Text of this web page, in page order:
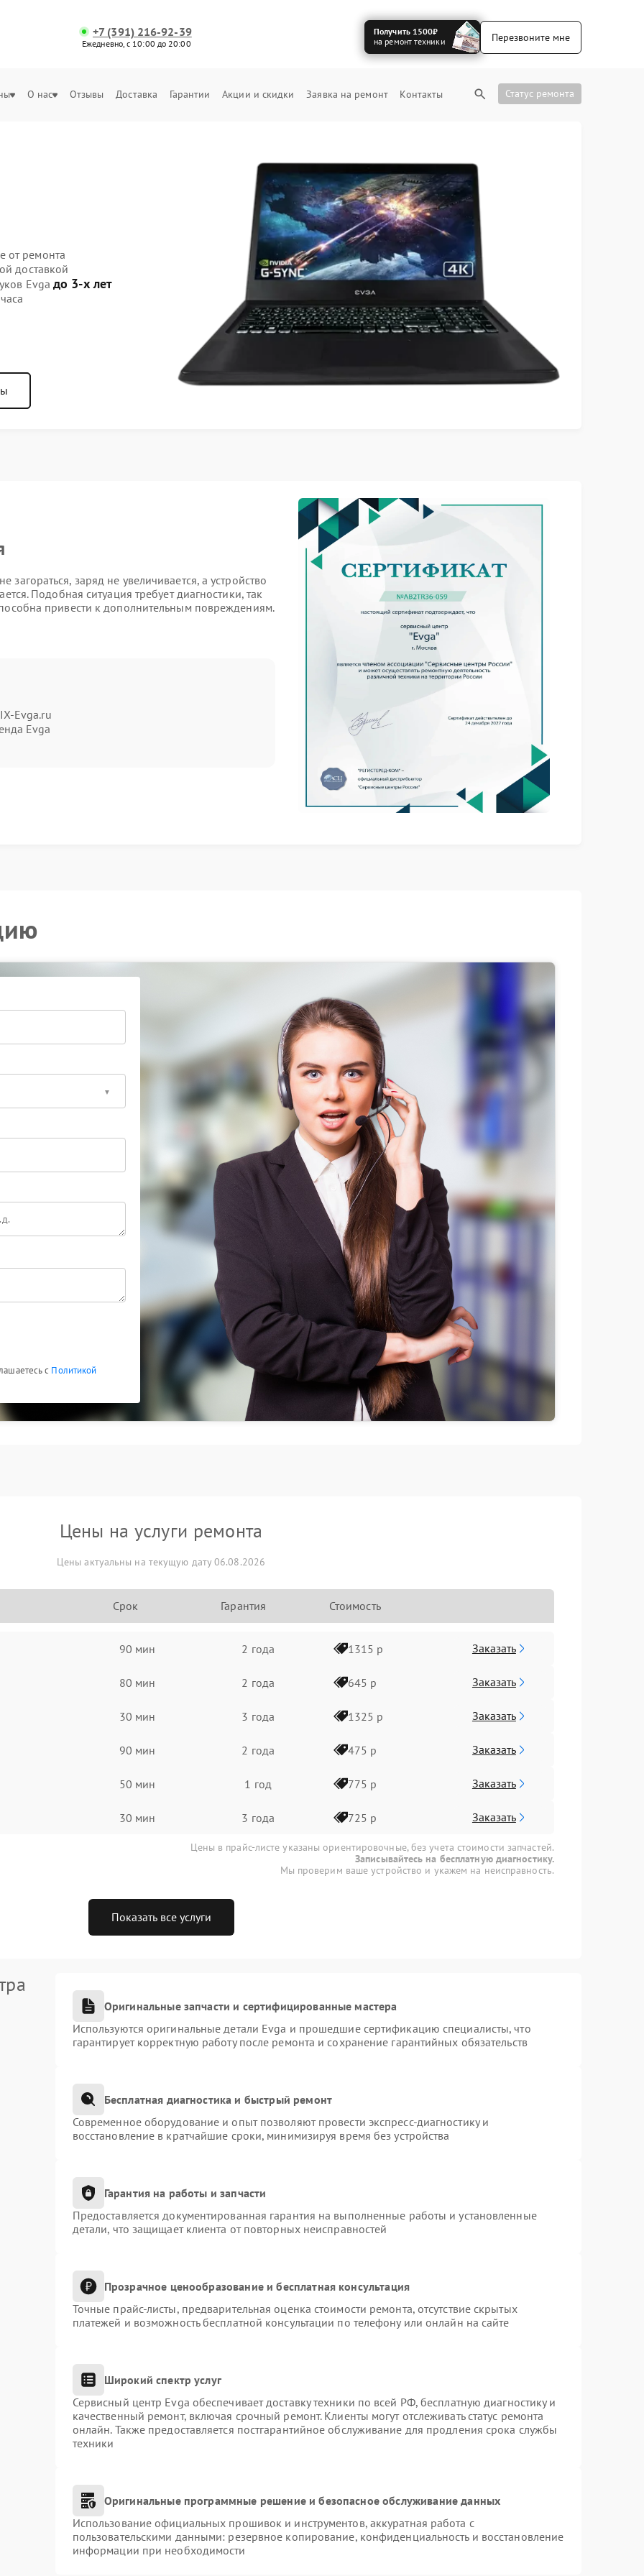
+7 (391) 216-92-39
Ежедневно, с 10:00 до 20:00
Получить 1500₽
на ремонт техники
Перезвоните мне
О нас Отзывы Доставка Гарантии Акции и скидки Заявка на ремонт Контакты Статус ремонта
от ремонта
доставкой
Evga до 3-х лет
заряд не увеличивается, а устройство
Подобная ситуация требует диагностики, так
привести к дополнительным повреждениям.
диагностики. Самостоятельная
совместимые элементы с соблюдением
квалифицированный ремонт с
завершения работ техника проходит
что подтверждает стабильность зарядки и
Evga.ru
Evga
с Политикой
Цены на услуги ремонта
Цены актуальны на текущую дату 06.08.2026
Срок Гарантия Стоимость
90 мин 2 года 1315 р Заказать
80 мин 2 года 645 р Заказать
30 мин 3 года 1325 р Заказать
90 мин 2 года 475 р Заказать
50 мин 1 год 775 р Заказать
30 мин 3 года 725 р Заказать
Цены в прайс-листе указаны ориентировочные, без учета стоимости запчастей.
Записывайтесь на бесплатную диагностику.
Мы проверим ваше устройство и укажем на неисправность.
Показать все услуги
Оригинальные запчасти и сертифицированные мастера
Используются оригинальные детали Evga и прошедшие сертификацию специалисты, что
гарантирует корректную работу после ремонта и сохранение гарантийных обязательств
Бесплатная диагностика и быстрый ремонт
Современное оборудование и опыт позволяют провести экспресс-диагностику и
восстановление в кратчайшие сроки, минимизируя время без устройства
Гарантия на работы и запчасти
Предоставляется документированная гарантия на выполненные работы и установленные
детали, что защищает клиента от повторных неисправностей
Прозрачное ценообразование и бесплатная консультация
Точные прайс-листы, предварительная оценка стоимости ремонта, отсутствие скрытых
платежей и возможность бесплатной консультации по телефону или онлайн на сайте
Широкий спектр услуг
Сервисный центр Evga обеспечивает доставку техники по всей РФ, бесплатную диагностику и
качественный ремонт, включая срочный ремонт. Клиенты могут отслеживать статус ремонта
онлайн. Также предоставляется постгарантийное обслуживание для продления срока службы
техники
Оригинальные программные решение и безопасное обслуживание данных
Использование официальных прошивок и инструментов, аккуратная работа с
пользовательскими данными: резервное копирование, конфиденциальность и восстановление
информации при необходимости